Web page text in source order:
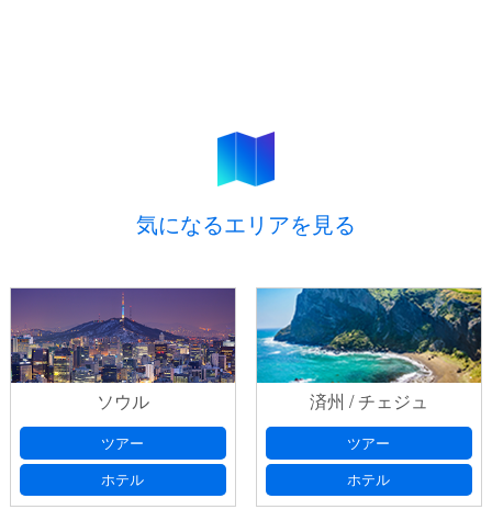
気になるエリアを見る
ソウル
ツアー
ホテル
済州 / チェジュ
ツアー
ホテル